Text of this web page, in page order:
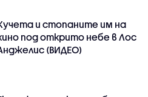
и стопаните им на
под открито небе в Лос
(ВИДЕО)